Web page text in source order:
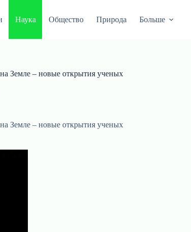
Наука Общество Природа Больше
Земле – новые открытия ученых
Земле – новые открытия ученых